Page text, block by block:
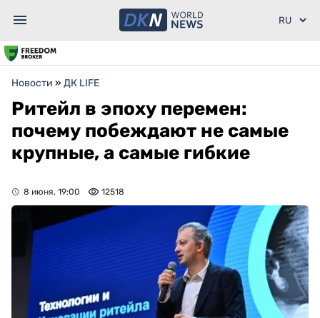
Новости » ДК LIFE
Ритейл в эпоху перемен:
почему побеждают не самые
крупные, а самые гибкие
8 июня, 19:00 12518